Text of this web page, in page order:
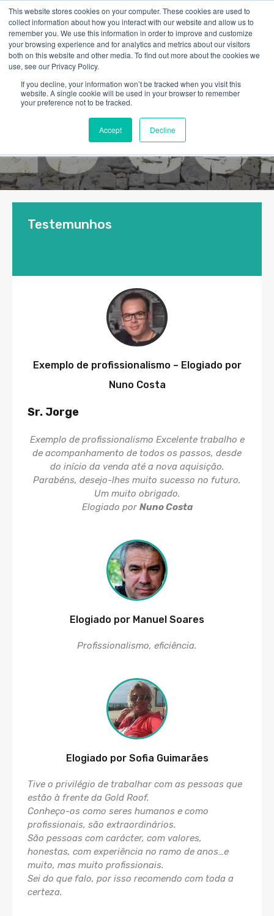
This website stores cookies on your computer. These cookies are used to
collect information about how you interact with our website and allow us to
remember you. We use this information in order to improve and customize
your browsing experience and for analytics and metrics about our visitors
both on this website and other media. To find out more about the cookies we
use, see our Privacy Policy.
If you decline, your information won’t be tracked when you visit this
website. A single cookie will be used in your browser to remember
your preference not to be tracked.
Accept Decline
Testemunhos
Exemplo de profissionalismo – Elogiado por
Nuno Costa
Sr. Jorge
Exemplo de profissionalismo Excelente trabalho e
de acompanhamento de todos os passos, desde
do início da venda até a nova aquisição.
Parabéns, desejo-lhes muito sucesso no futuro.
Um muito obrigado.
Elogiado por Nuno Costa
Elogiado por Manuel Soares
Profissionalismo, eficiência.
Elogiado por Sofia Guimarães
Tive o privilégio de trabalhar com as pessoas que
estão à frente da Gold Roof.
Conheço-os como seres humanos e como
profissionais, são extraordinários.
São pessoas com carácter, com valores,
honestas, com experiência no ramo de anos…e
muito, mas muito profissionais.
Sei do que falo, por isso recomendo com toda a
certeza.